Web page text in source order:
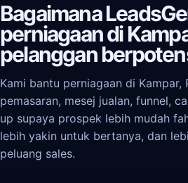
Bagaimana
perniagaan di
pelanggan
Kami bantu perniagaan di Kampar,
pemasaran, mesej jualan, funnel,
up supaya prospek lebih mudah
lebih yakin untuk bertanya, dan
peluang sales.